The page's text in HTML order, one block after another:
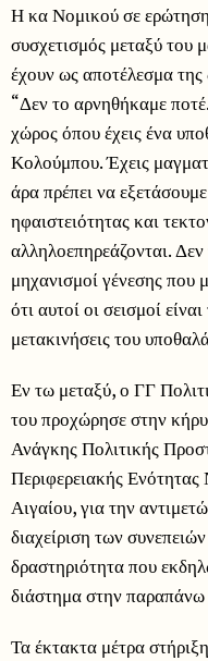
Η κα Νομικού σε ερώτηση
συσχετισμός μεταξύ του
έχουν ως αποτέλεσμα
“Δεν το αρνηθήκαμε
χώρος όπου έχεις ένα
Κολούμπου. Έχεις
άρα πρέπει να
ηφαιστειότητας και
αλληλοεπηρεάζονται.
μηχανισμοί γένεσης που
ότι αυτοί οι σεισμοί
μετακινήσεις του
Εν τω μεταξύ, ο ΓΓ
του προχώρησε στην
Ανάγκης Πολιτικής
Περιφερειακής
Αιγαίου, για την
διαχείριση των
δραστηριότητα που
διάστημα στην παραπάνω
Τα έκτακτα μέτρα